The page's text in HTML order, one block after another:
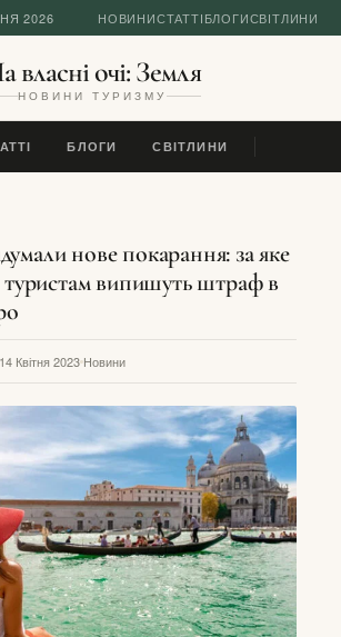
2026 НОВИНИСТАТТІБЛОГИСВІТЛИНИ
власні очі: Земля
НОВИНИ ТУРИЗМУ
БЛОГИ СВІТЛИНИ
нове покарання: за яке
випишуть штраф в
14 Квітня 2023 Новини